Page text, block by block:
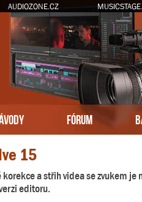
AUDIOZONE.CZ
FÓRUM
15
a střih videa se zvukem
editoru.